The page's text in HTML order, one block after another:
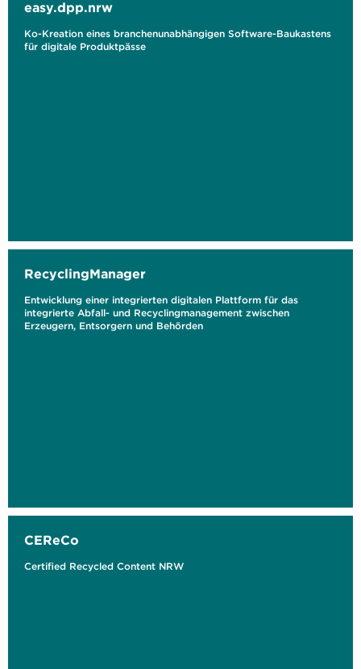
easy.dpp.nrw
Ko-Kreation eines branchenunabhängigen Software-Baukastens
für digitale Produktpässe
RecyclingManager
Entwicklung einer integrierten digitalen Plattform für das
integrierte Abfall- und Recyclingmanagement zwischen
Erzeugern, Entsorgern und Behörden
CEReCo
Certified Recycled Content NRW